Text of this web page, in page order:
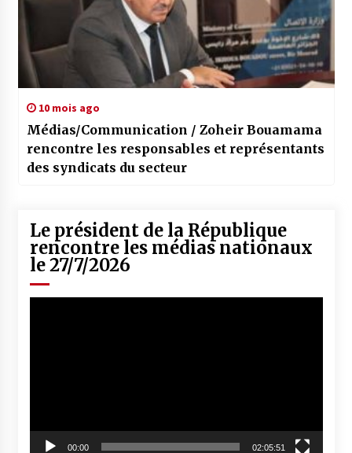
10 mois ago
Médias/Communication / Zoheir Bouamama
rencontre les responsables et représentants
des syndicats du secteur
Le président de la République
rencontre les médias nationaux
le 27/7/2026
00:00 02:05:51